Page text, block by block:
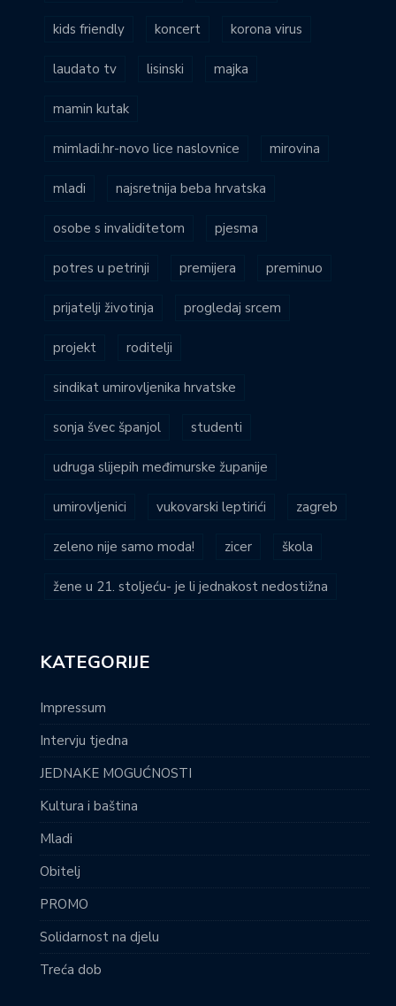
kids friendly koncert korona virus
laudato tv lisinski majka
mamin kutak
mimladi.hr-novo lice naslovnice mirovina
mladi najsretnija beba hrvatska
osobe s invaliditetom pjesma
potres u petrinji premijera preminuo
prijatelji životinja progledaj srcem
projekt roditelji
sindikat umirovljenika hrvatske
sonja švec španjol studenti
udruga slijepih međimurske županije
umirovljenici vukovarski leptirići zagreb
zeleno nije samo moda! zicer škola
žene u 21. stoljeću- je li jednakost nedostižna
KATEGORIJE
Impressum
Intervju tjedna
JEDNAKE MOGUĆNOSTI
Kultura i baština
Mladi
Obitelj
PROMO
Solidarnost na djelu
Treća dob